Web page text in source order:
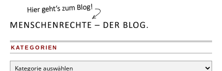
KATEGORIEN
Kategorien